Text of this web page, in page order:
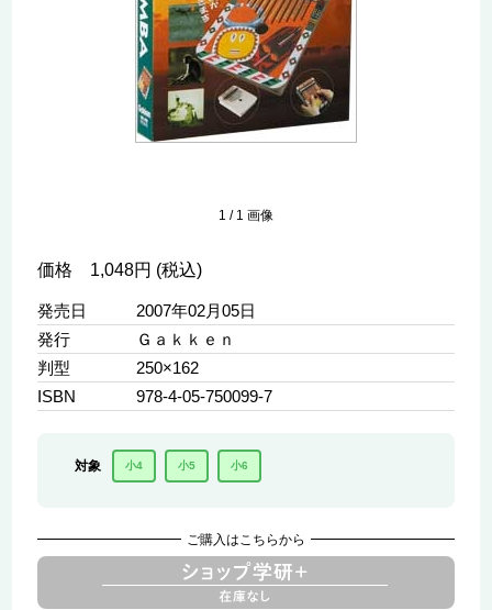
1 / 1 画像
価格 1,048円 (税込)
発売日
2007年02月05日
発行
Ｇａｋｋｅｎ
判型
250×162
ISBN
978-4-05-750099-7
対象 小4 小5 小6
ご購入はこちらから